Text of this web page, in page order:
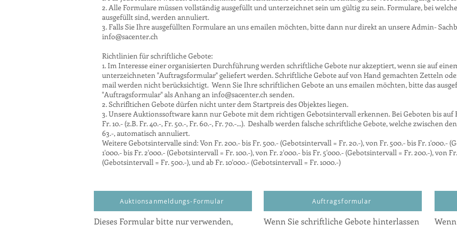
2. Alle Formulare müssen vollständig ausgefüllt und unterzeichnet sein um gültig zu sein. Formulare, bei
ausgefüllt sind, werden annuliert.
3. Falls Sie Ihre ausgefüllten Formulare an uns emailen möchten, bitte dann nur direkt an unsere Admin-
info@sacenter.ch
Richtlinien für schriftliche Gebote:
1. Im Interesse einer organisierten Durchführung werden schriftliche Gebote nur akzeptiert, wenn sie auf
unterzeichneten "Auftragsformular" geliefert werden. Schriftliche Gebote auf von Hand gemachten Zetteln
mail werden nicht berücksichtigt. Wenn Sie Ihre schriftlichen Gebote an uns emailen möchten, bitte das
"Auftragsformular" als Anhang aninfo@sacenter.ch senden.
2. Schrifltichen Gebote dürfen nicht unter dem Startpreis des Objektes liegen.
3. Unsere Auktionssoftware kann nur Gebote mit dem richtigen Gebotsintervall erkennen. Bei Geboten bis auf
Fr. 10.- (z.B. Fr. 40.-, Fr. 50.-, Fr. 60.-, Fr. 70.-...). Deshalb werden falsche schriftliche Gebote, welche zwischen
63.-, automatisch annuliert.
Weitere Gebotsintervalle sind: Von Fr. 200.- bis Fr. 500.- (Gebotsintervall = Fr. 20.-), von Fr. 500.- bis Fr. 1'000.-
1'000.- bis Fr. 2'000.- (Gebotsintervall = Fr. 100.-), von Fr. 2'000.- bis Fr. 5'000.- (Gebotsintervall = Fr. 200.-), von
(Gebotsintervall = Fr. 500.-), und ab Fr. 10'000.- (Gebotsintervall = Fr. 1000.-)
Auktionsanmeldungs-Formular
Dieses Formular bitte nur verwenden,
Auftragsformular
Wenn Sie schriftliche Gebote hinterlassen